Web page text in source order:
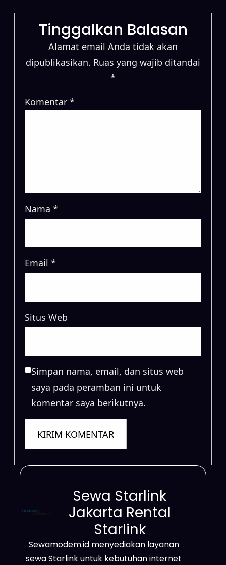
Tinggalkan Balasan
Alamat email Anda tidak akan
dipublikasikan. Ruas yang wajib ditandai
*
Komentar *
Nama *
Email *
Situs Web
Simpan nama, email, dan situs web
saya pada peramban ini untuk
komentar saya berikutnya.
Sewa Starlink
Jakarta Rental
Starlink
Sewamodem.id menyediakan layanan
sewa Starlink untuk kebutuhan internet